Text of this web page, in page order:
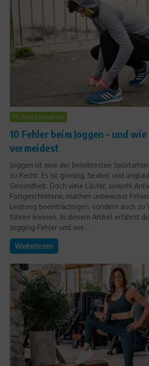
Richtig trainieren
10 Fehler beim Joggen – und
vermeidest
Joggen ist eine der beliebtesten
zu Recht. Es ist günstig, flexibel und
Gesundheit. Doch viele Läufer, sowohl
Fortgeschrittene, machen unbewusst
Leistung beeinträchtigen, sondern auch zu
führen können. In diesem Artikel erfährst
Jogging-Fehler und wie...
Weiterlesen